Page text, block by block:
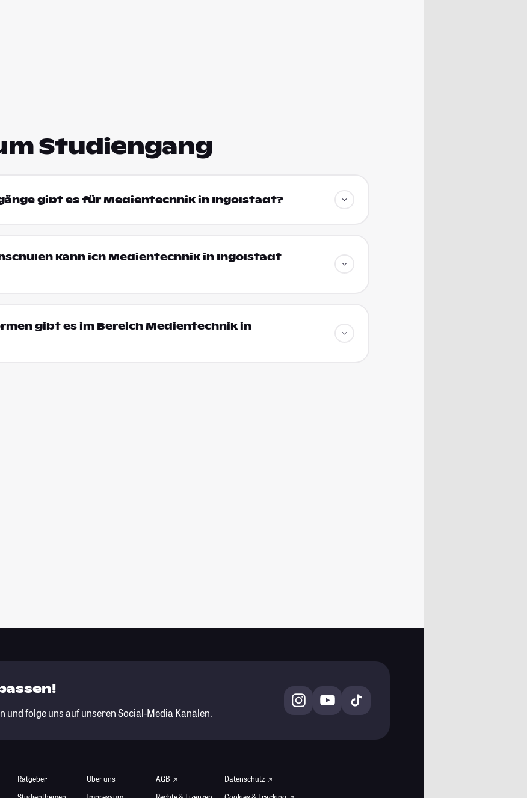
Studiengang
gibt es für Medientechnik in Ingolstadt?
kann ich Medientechnik in Ingolstadt
gibt es im Bereich Medientechnik in
und folge uns auf unseren Social-Media Kanälen.
Ratgeber
Über uns
AGB
Datenschutz